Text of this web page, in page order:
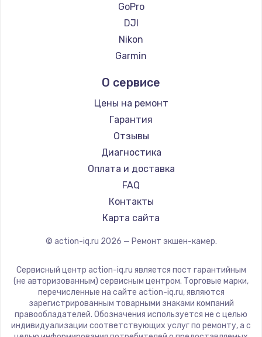
900 руб.
Заказать
Замена регулятора режимов конфорки
Замена сенсорного датчика
1300 руб.
Заказать
Замена сигнальной лампы
1200 руб.
Заказать
1500 руб.
Заказать
Замена температурного датчика
2500 руб.
GoPro
DJI
Nikon
Garmin
О сервисе
Цены на ремонт
Гарантия
Отзывы
Диагностика
Оплата и доставка
FAQ
Контакты
Карта сайта
© action-iq.ru 2026 — Ремонт экшен-камер.
Сервисный центр action-iq.ru является пост гарантийным
(не авторизованным) сервисным центром. Торговые марки,
перечисленные на сайте action-iq.ru, являются
зарегистрированным товарными знаками компаний
правообладателей. Обозначения используется не с целью
индивидуализации соответствующих услуг по ремонту, а с